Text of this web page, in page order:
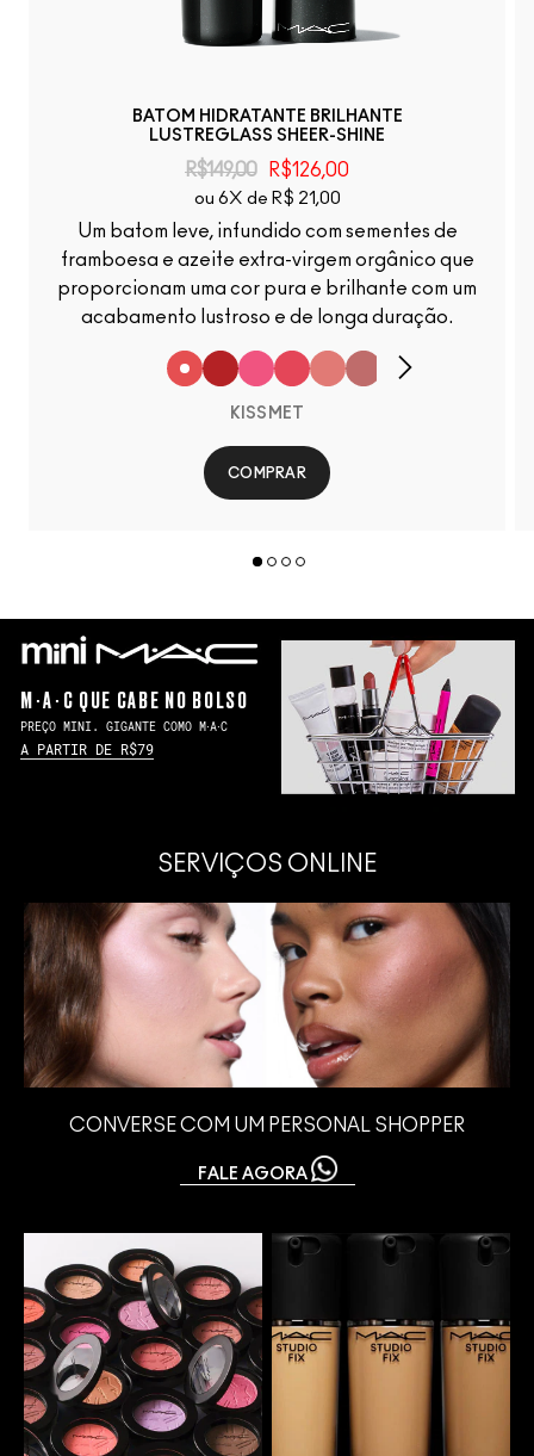
BATOM HIDRATANTE BRILHANTE
LUSTREGLASS SHEER-SHINE
R$149,00 R$126,00
ou 6X de R$ 21,00
Um batom leve, infundido com sementes de
framboesa e azeite extra-virgem orgânico que
proporcionam uma cor pura e brilhante com um
acabamento lustroso e de longa duração.
KISSMET
COMPRAR
M∙A∙C QUE CABE NO BOLSO
PREÇO MINI. GIGANTE COMO M∙A∙C
A PARTIR DE R$79
SERVIÇOS ONLINE
CONVERSE COM UM PERSONAL SHOPPER
FALE AGORA